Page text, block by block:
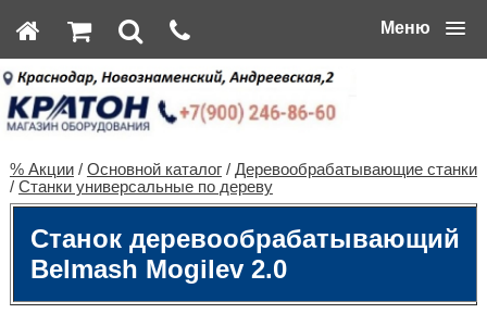
Меню
% Акции/ Основной каталог/ Деревообрабатывающие станки
/ Станки универсальные по дереву
Станок деревообрабатывающий
Belmash Mogilev 2.0